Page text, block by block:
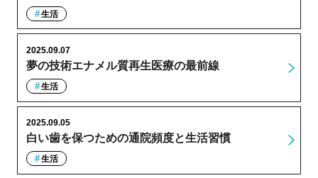
生活
夢の技術エナメル質再生医療の最前線
2025.09.07
生活
白い歯を保つための通院頻度と生活習慣
2025.09.05
生活